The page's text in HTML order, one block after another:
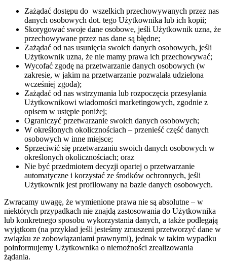
Zażądać dostępu do wszelkich przechowywanych przez nas
danych osobowych dot. tego Użytkownika lub ich kopii;
Skorygować swoje dane osobowe, jeśli Użytkownik uzna, że
przechowywane przez nas dane są błędne;
Zażądać od nas usunięcia swoich danych osobowych, jeśli
Użytkownik uzna, że nie mamy prawa ich przechowywać;
Wycofać zgodę na przetwarzanie danych osobowych (w
zakresie, w jakim na przetwarzanie pozwalała udzielona
wcześniej zgoda);
Zażądać od nas wstrzymania lub rozpoczęcia przesyłania
Użytkownikowi wiadomości marketingowych, zgodnie z
opisem w ustępie poniżej;
Ograniczyć przetwarzanie swoich danych osobowych;
W określonych okolicznościach – przenieść część danych
osobowych w inne miejsce;
Sprzeciwić się przetwarzaniu swoich danych osobowych w
określonych okolicznościach; oraz
Nie być przedmiotem decyzji opartej o przetwarzanie
automatyczne i korzystać ze środków ochronnych, jeśli
Użytkownik jest profilowany na bazie danych osobowych.
Zwracamy uwagę, że wymienione prawa nie są absolutne – w
niektórych przypadkach nie znajdą zastosowania do Użytkownika
lub konkretnego sposobu wykorzystania danych, a także podlegają
wyjątkom (na przykład jeśli jesteśmy zmuszeni przetworzyć dane w
związku ze zobowiązaniami prawnymi), jednak w takim wypadku
poinformujemy Użytkownika o niemożności zrealizowania
żądania.